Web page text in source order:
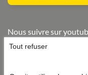
Nous suivre sur
Nous suivre sur linkedin
Tout refuser